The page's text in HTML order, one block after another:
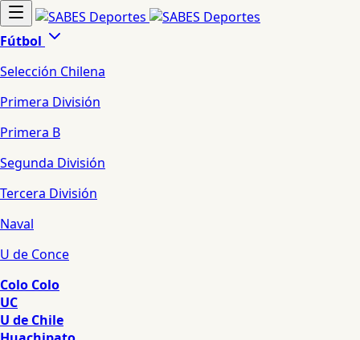
Fútbol
Selección Chilena
Primera División
Primera B
Segunda División
Tercera División
Naval
U de Conce
Colo Colo
UC
U de Chile